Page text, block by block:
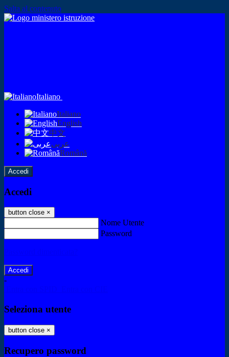
Salta al contenuto
Italiano
Italiano
English
中文
عربى
Română
Accedi
Accedi
button close ×
Nome Utente
Password
-
Seleziona utente
button close ×
Recupero password